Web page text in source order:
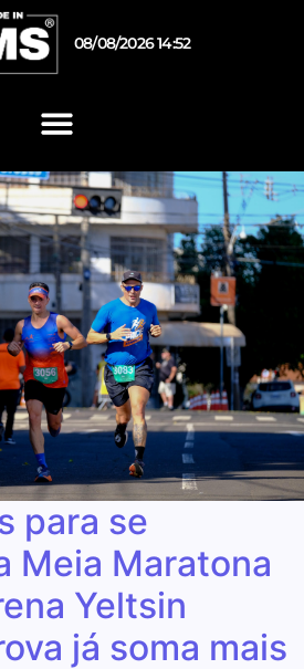
08/08/2026 14:52
para se
Meia Maratona
Yeltsin
já soma mais